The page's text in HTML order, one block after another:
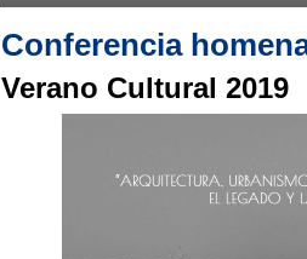
Conferencia
Verano Cultural 2019